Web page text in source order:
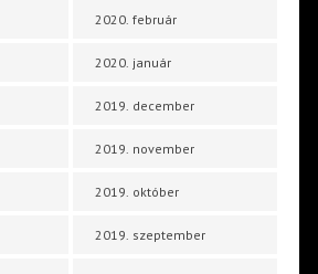
2020. február
2020. január
2019. december
2019. november
2019. október
2019. szeptember